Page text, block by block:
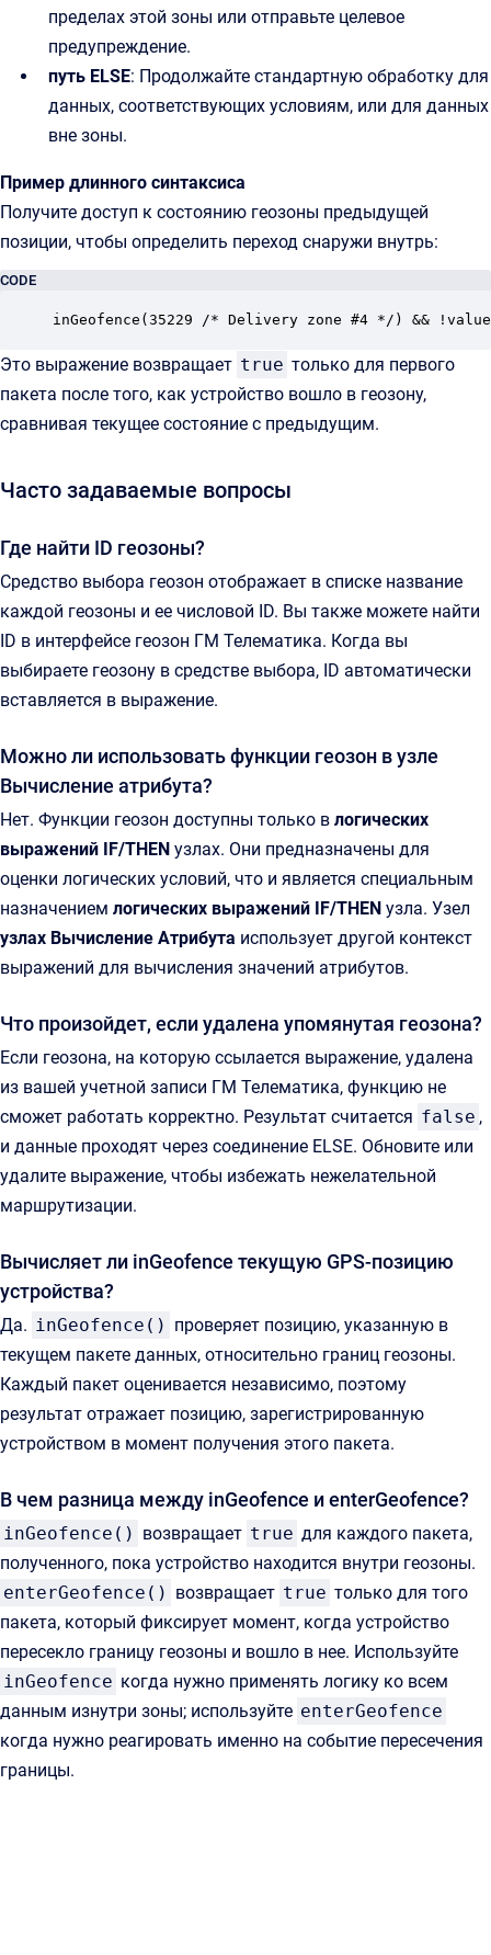
пределах этой зоны или отправьте целевое
предупреждение.
путь ELSE: Продолжайте стандартную обработку для
данных, соответствующих условиям, или для данных
вне зоны.
Пример длинного синтаксиса
Получите доступ к состоянию геозоны предыдущей
позиции, чтобы определить переход снаружи внутрь:
CODE
inGeofence(35229 /* Delivery zone #4 */) &&
Это выражение возвращает true только для первого
пакета после того, как устройство вошло в геозону,
сравнивая текущее состояние с предыдущим.
Часто задаваемые вопросы
Где найти ID геозоны?
Средство выбора геозон отображает в списке название
каждой геозоны и ее числовой ID. Вы также можете найти
ID в интерфейсе геозон ГМ Телематика. Когда вы
выбираете геозону в средстве выбора, ID автоматически
вставляется в выражение.
Можно ли использовать функции геозон в узле
Вычисление атрибута?
Нет. Функции геозон доступны только в логических
выражений IF/THEN узлах. Они предназначены для
оценки логических условий, что и является специальным
назначением логических выражений IF/THEN узла. Узел
узлах Вычисление Атрибута использует другой контекст
выражений для вычисления значений атрибутов.
Что произойдет, если удалена упомянутая геозона?
Если геозона, на которую ссылается выражение, удалена
из вашей учетной записи ГМ Телематика, функцию не
сможет работать корректно. Результат считается false ,
и данные проходят через соединение ELSE. Обновите или
удалите выражение, чтобы избежать нежелательной
маршрутизации.
Вычисляет ли inGeofence текущую GPS-позицию
устройства?
Да. inGeofence() проверяет позицию, указанную в
текущем пакете данных, относительно границ геозоны.
Каждый пакет оценивается независимо, поэтому
результат отражает позицию, зарегистрированную
устройством в момент получения этого пакета.
В чем разница между inGeofence и enterGeofence?
inGeofence() возвращает true для каждого пакета,
полученного, пока устройство находится внутри геозоны.
enterGeofence() возвращает true только для того
пакета, который фиксирует момент, когда устройство
пересекло границу геозоны и вошло в нее. Используйте
inGeofence когда нужно применять логику ко всем
данным изнутри зоны; используйте enterGeofence
когда нужно реагировать именно на событие пересечения
границы.